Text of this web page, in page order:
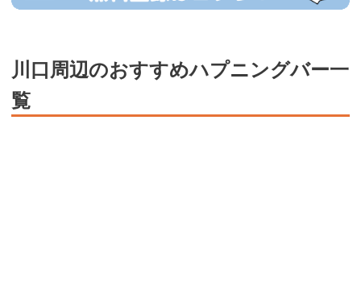
川口周辺のおすすめハプニングバー一
覧